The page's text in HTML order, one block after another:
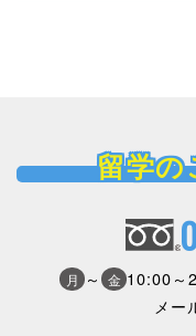
留学
月 ～ 金 10:00
メー